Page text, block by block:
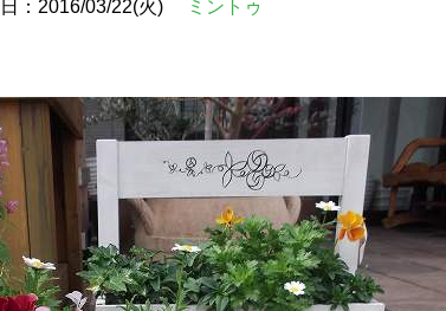
：2016/03/22(火) ミントゥ